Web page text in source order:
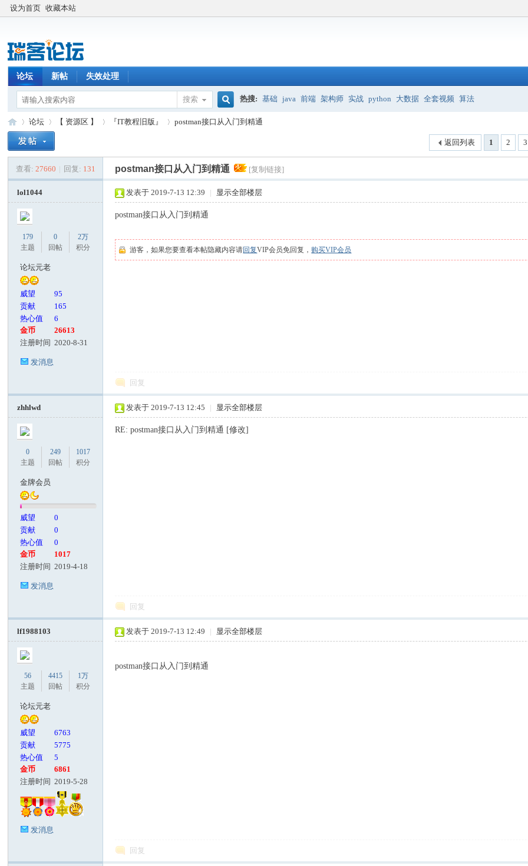
设为首页 收藏本站
论坛 新帖 失效处理
搜索
搜
索
热搜: 基础 java 前端 架构师 实战 python 大数据 全套视频 算法
»
论坛
›
【 资源区 】 『IT教程旧版』
›
postman接口从入门到精通
1 2 3
返回列表
查看: 27660 | 回复: 131 postman接口从入门到精通 [复制链接]
lol1044
179
主题
0
回帖
2万
积分
论坛元老
威望
95
贡献
165
热心值
6
金币
26613
注册时间 2020-8-31
发消息
发表于 2019-7-13 12:39 | 显示全部楼层
postman接口从入门到精通
游客，如果您要查看本帖隐藏内容请回复VIP会员免回复， 购买VIP会员
回复
zhhlwd
0
主题
249
回帖
1017
积分
金牌会员
威望
0
贡献
0
热心值
0
金币
1017
注册时间 2019-4-18
发消息
发表于 2019-7-13 12:45 | 显示全部楼层
RE: postman接口从入门到精通 [修改]
回复
lf1988103
56
主题
4415
回帖
1万
积分
论坛元老
威望
6763
贡献
5775
热心值
5
金币
6861
注册时间 2019-5-28
发消息
发表于 2019-7-13 12:49 | 显示全部楼层
postman接口从入门到精通
回复